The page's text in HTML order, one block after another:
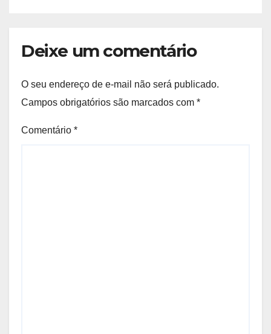
Deixe um comentário
O seu endereço de e-mail não será publicado.
Campos obrigatórios são marcados com *
Comentário *